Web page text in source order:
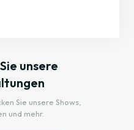
unsere
Sie unsere Shows,
und mehr.